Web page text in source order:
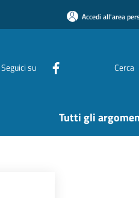
Accedi all'area
Seguici su Cerca
Tutti gli